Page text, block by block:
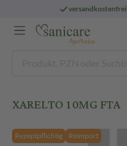
versandkostenfrei
XARELTO 10MG FTA
Rezeptpflichtig Reimport